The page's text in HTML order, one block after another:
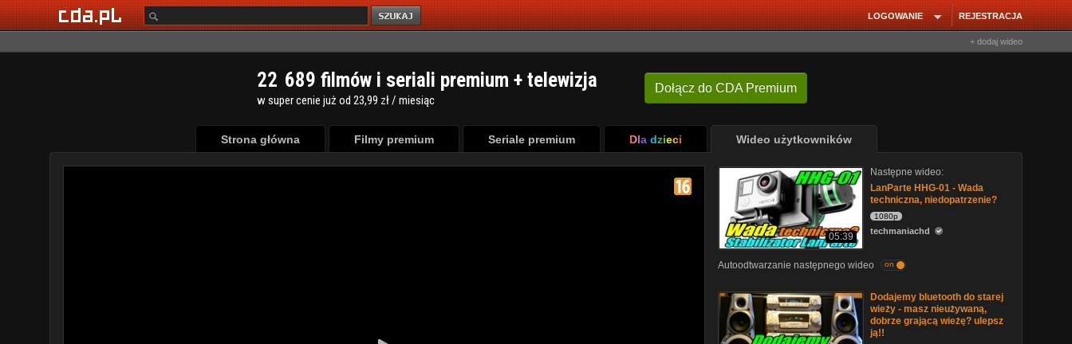
REJESTRACJA
LOGOWANIE
+ dodaj wideo
Dołącz do CDA Premium
22 689 filmów i seriali premium + telewizja
w super cenie już od 23,99 zł / miesiąc
Strona główna Filmy premium Seriale premium Dla dzieci Wideo użytkowników
05:39
Następne wideo:
LanParte HHG-01 - Wada
techniczna, niedopatrzenie?
1080p
techmaniachd
Autoodtwarzanie następnego wideo on
Dodajemy bluetooth do starej
wieży - masz nieużywaną,
dobrze grającą wieżę? ulepsz
ją!!